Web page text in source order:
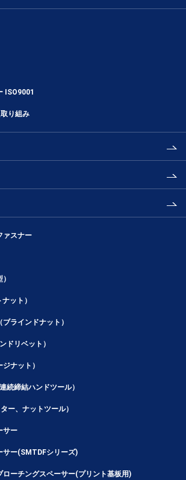
ISO9001
り組み
ァスナー
）
ット）
ラインドナット）
ドリベット）
ナット）
続締結ハンドツール）
ー、ナットツール）
サー
サー(SMTDFシリーズ)
ローチングスペーサー(プリント基板用)